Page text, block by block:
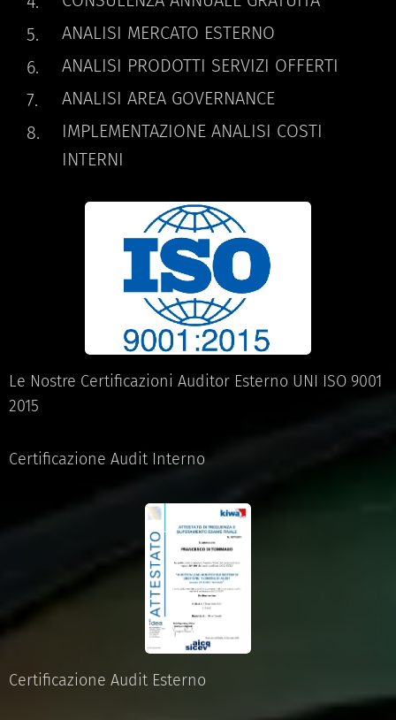
ANALISI MERCATO ESTERNO
ANALISI PRODOTTI SERVIZI OFFERTI
ANALISI AREA GOVERNANCE
IMPLEMENTAZIONE ANALISI COSTI
INTERNI
Le Nostre Certificazioni Auditor Esterno UNI ISO 9001
2015
Certificazione Audit Interno
Certificazione Audit Esterno